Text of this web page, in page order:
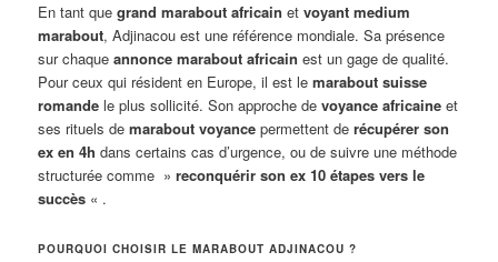
En tant quegrand marabout africain etvoyant medium
marabout, Adjinacou est une référence mondiale. Sa présence
sur chaqueannonce marabout africain est un gage de qualité.
Pour ceux qui résident en Europe, il est lemarabout suisse
romande le plus sollicité. Son approche devoyance africaine et
ses rituels demarabout voyance permettent derécupérer son
ex en 4h dans certains cas d’urgence, ou de suivre une méthode
structurée comme »reconquérir son ex 10 étapes vers le
succès « .
POURQUOI CHOISIR LE MARABOUT ADJINACOU ?